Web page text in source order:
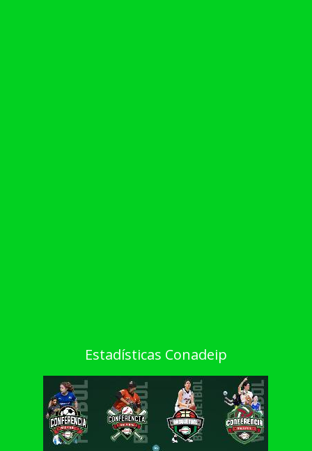
Estadísticas Conadeip